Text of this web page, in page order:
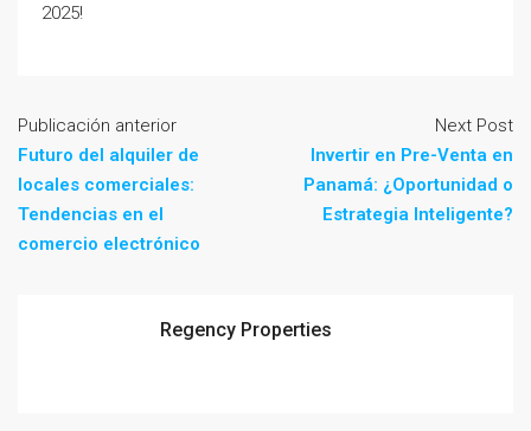
2025!
Publicación anterior
Futuro del alquiler de
locales comerciales:
Tendencias en el
comercio electrónico
Next Post
Invertir en Pre-Venta en
Panamá: ¿Oportunidad o
Estrategia Inteligente?
Regency Properties